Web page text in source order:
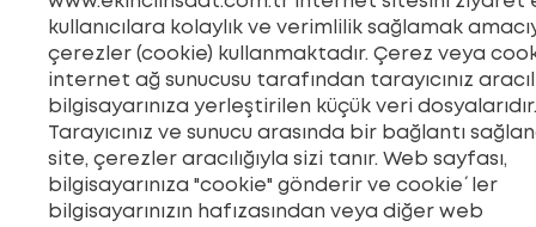
kullanıcılara kolaylık ve verimlilik sağlamak
çerezler (cookie) kullanmaktadır. Çerez veya
internet ağ sunucusu tarafından tarayıcınız
bilgisayarınıza yerleştirilen küçük veri dosyalarıdır.
Tarayıcınız ve sunucu arasında bir bağlantı
site, çerezler aracılığıyla sizi tanır. Web sayfası,
bilgisayarınıza "cookie" gönderir ve cookie´ler
bilgisayarınızın hafızasından veya diğer web